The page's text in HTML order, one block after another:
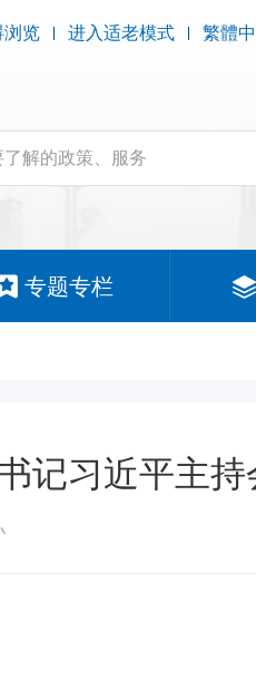
浏览 进入适老模式 繁體
专题专栏
记习近平主持